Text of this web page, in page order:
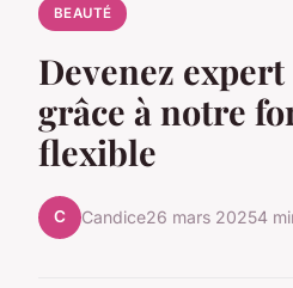
BEAUTÉ
Devenez
grâce à notre
flexible
C Candice26 mars 20254